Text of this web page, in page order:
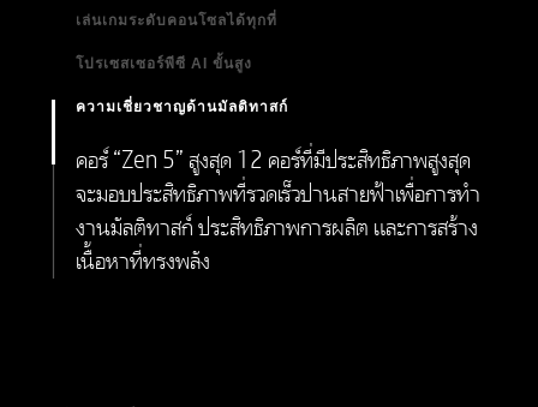
เล่นเกมระดับคอนโซลได้ทุกที่
สัมผัสกับการเล่นเกมในตำนานและการทำงานหลาย
อย่างพร้อมกันในทุกที่ ด้วยคอร์ที่ได้รับการพัฒนา
ปรับปรุงใหม่
โปรเซสเซอร์พีซี AI ขั้นสูง
ปลดล็อกสมรรถนะการเล่นเกมและการสตรีมที่ดีขึ้น
และราบรื่นยิ่งขึ้นด้วย AI เช่น การจัดเฟรมอัตโนมัติ
การถ่ายโอนไปยัง NPU
ความเชี่ยวชาญด้านมัลติทาสก์
คอร์ “Zen 5” สูงสุด 12 คอร์ที่มีประสิทธิภาพสูงสุด
จะมอบประสิทธิภาพที่รวดเร็วปานสายฟ้าเพื่อการทํา
งานมัลติทาสก์ ประสิทธิภาพการผลิต และการสร้าง
เนื้อหาที่ทรงพลัง